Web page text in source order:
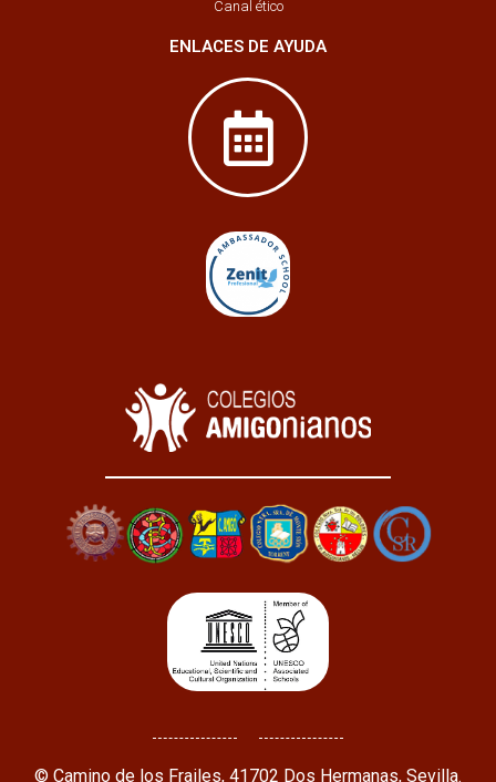
Canal ético
ENLACES DE AYUDA
© Camino de los Frailes, 41702 Dos Hermanas, Sevilla.